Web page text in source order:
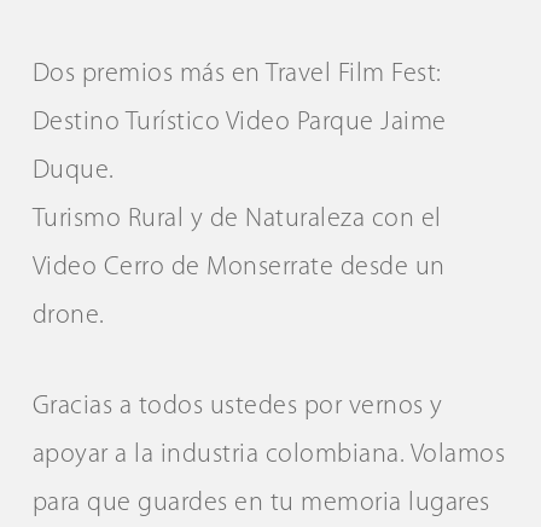
Dos premios más en Travel Film Fest:
Destino Turístico Video Parque Jaime
Duque.
Turismo Rural y de Naturaleza con el
Video Cerro de Monserrate desde un
drone.
Gracias a todos ustedes por vernos y
apoyar a la industria colombiana. Volamos
para que guardes en tu memoria lugares